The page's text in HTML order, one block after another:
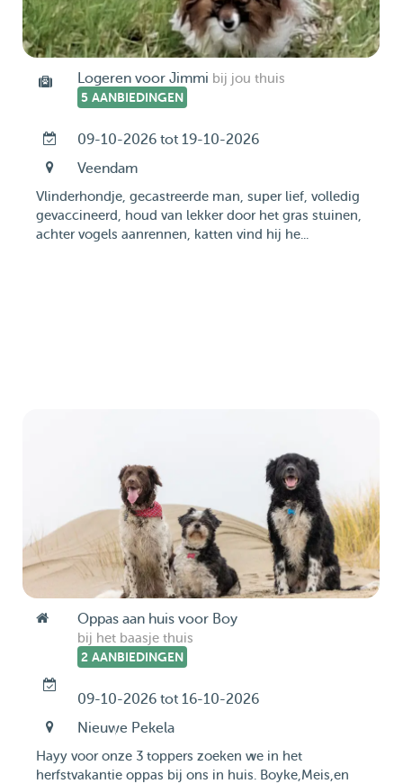
Logeren voor Jimmi bij jou thuis
5 AANBIEDINGEN
09-10-2026 tot 19-10-2026
Veendam
Vlinderhondje, gecastreerde man, super lief, volledig
gevaccineerd, houd van lekker door het gras stuinen,
achter vogels aanrennen, katten vind hij he...
Oppas aan huis voor Boy
bij het baasje thuis
2 AANBIEDINGEN
09-10-2026 tot 16-10-2026
Nieuwe Pekela
Hayy voor onze 3 toppers zoeken we in het
herfstvakantie oppas bij ons in huis. Boyke,Meis,en